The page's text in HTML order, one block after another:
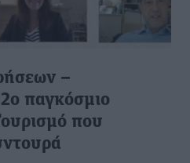
–
παγκόσμιο
που